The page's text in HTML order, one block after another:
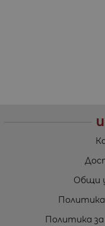
Общи
Политика за